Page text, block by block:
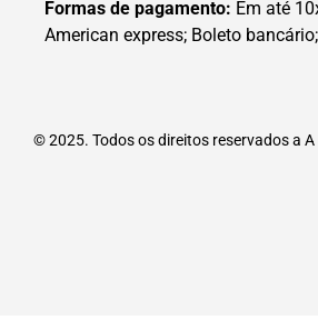
Formas de pagamento: Em até
American express; Boleto
© 2025. Todos os direitos reservados a A